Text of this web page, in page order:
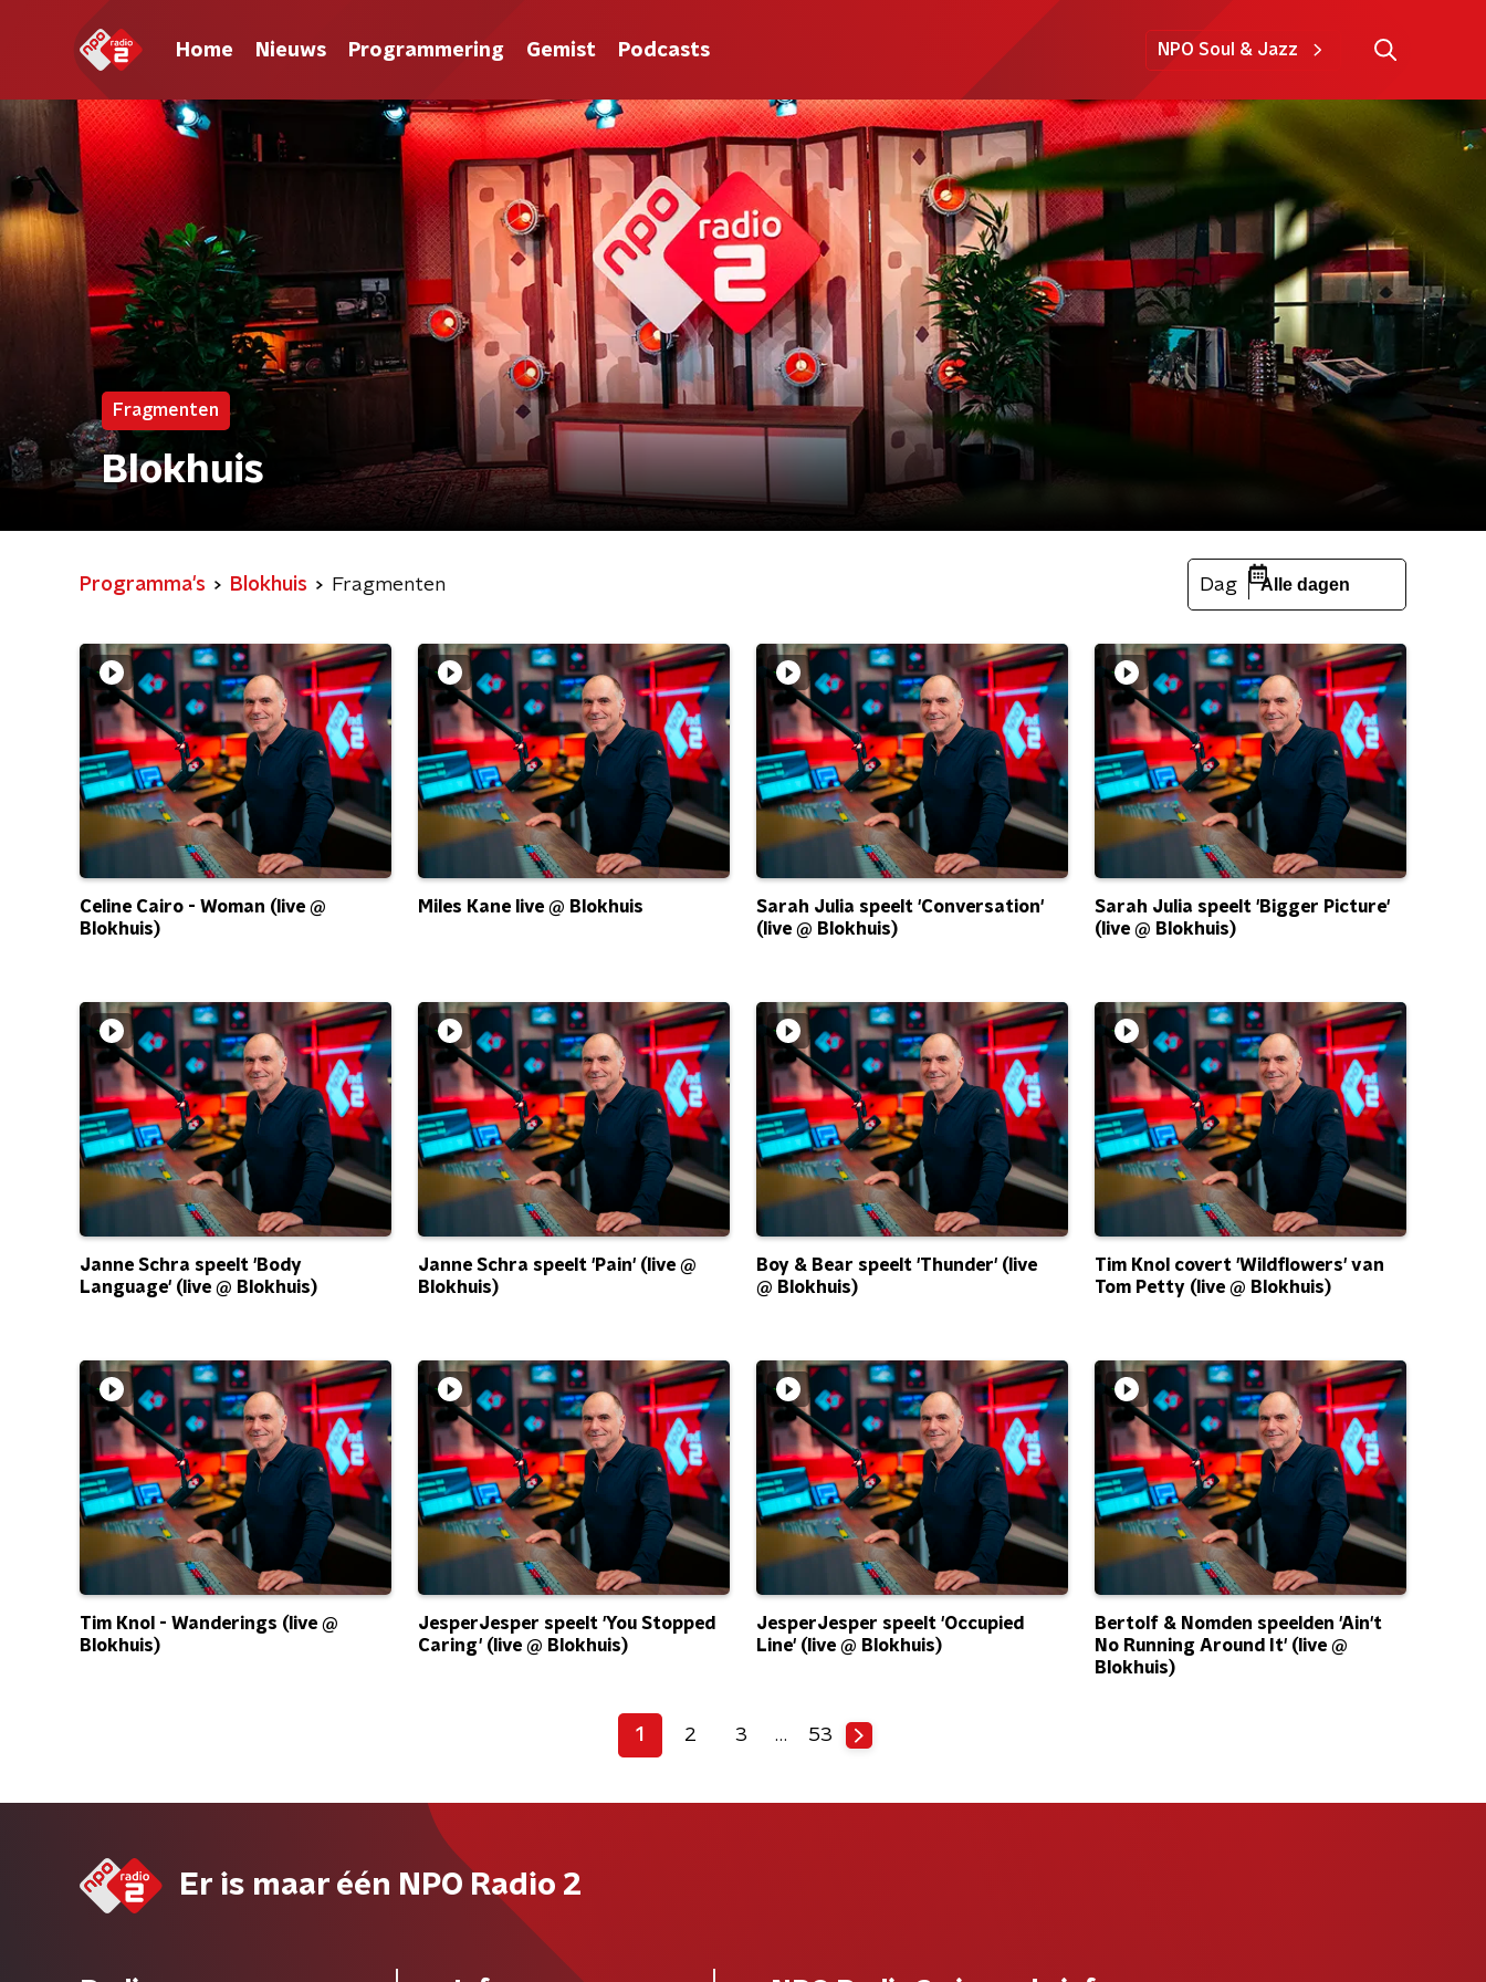
Home Nieuws Programmering Gemist Podcasts NPO Soul & Jazz
Fragmenten
Blokhuis
Programma's Blokhuis Fragmenten Dag Alle dagen
Celine Cairo - Woman (live @
Blokhuis)
Miles Kane live @ Blokhuis
Sarah Julia speelt 'Conversation'
(live @ Blokhuis)
Sarah Julia speelt 'Bigger Picture'
(live @ Blokhuis)
Janne Schra speelt 'Body
Language' (live @ Blokhuis)
Janne Schra speelt 'Pain' (live @
Blokhuis)
Boy & Bear speelt 'Thunder' (live
@ Blokhuis)
Tim Knol covert 'Wildflowers' van
Tom Petty (live @ Blokhuis)
Tim Knol - Wanderings (live @
Blokhuis)
JesperJesper speelt 'You Stopped
Caring' (live @ Blokhuis)
JesperJesper speelt 'Occupied
Line' (live @ Blokhuis)
Bertolf & Nomden speelden 'Ain't
No Running Around It' (live @
Blokhuis)
1 2 3 … 53
Er is maar één NPO Radio 2